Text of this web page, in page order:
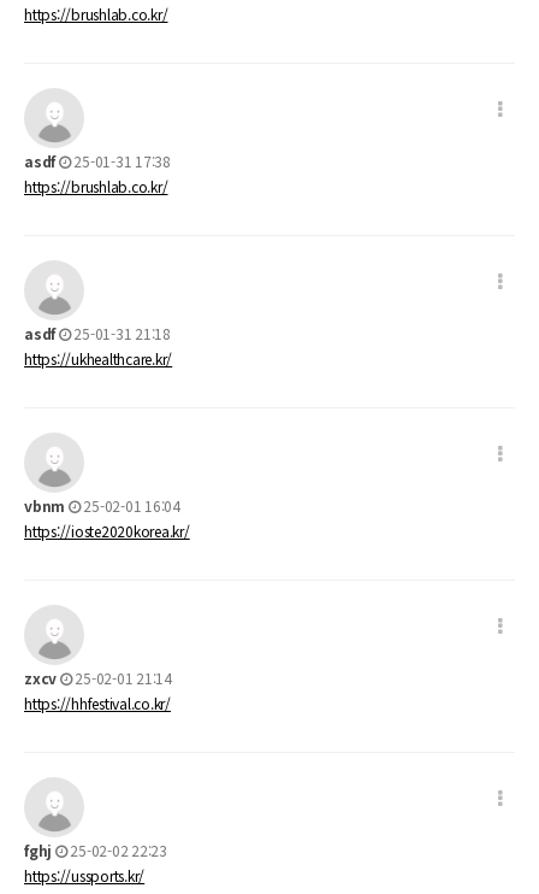
https://brushlab.co.kr/
asdf
25-01-31 17:38
https://brushlab.co.kr/
asdf
25-01-31 21:18
https://ukhealthcare.kr/
vbnm
25-02-01 16:04
https://ioste2020korea.kr/
zxcv
25-02-01 21:14
https://hhfestival.co.kr/
fghj
25-02-02 22:23
https://ussports.kr/